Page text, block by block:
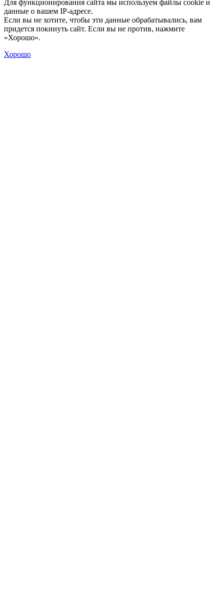
Для функционирования сайта мы используем файлы cookie и
данные о вашем IP-адресе.
Если вы не хотите, чтобы эти данные обрабатывались, вам
придется покинуть сайт. Если вы не против, нажмите
«Хорошо».
Хорошо